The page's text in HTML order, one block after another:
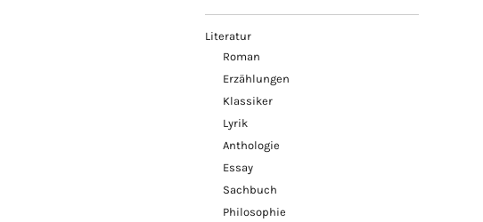
Literatur
Roman
Erzählungen
Klassiker
Lyrik
Anthologie
Essay
Sachbuch
Philosophie